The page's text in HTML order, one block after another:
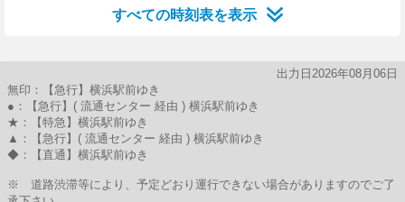
すべての時刻表を表示
出力日2026年08月06日
無印：【急行】横浜駅前ゆき
●：【急行】( 流通センター 経由 ) 横浜駅前ゆき
★：【特急】横浜駅前ゆき
▲：【急行】( 流通センター 経由 ) 横浜駅前ゆき
◆：【直通】横浜駅前ゆき
※ 道路渋滞等により、予定どおり運行できない場合がありますのでご了